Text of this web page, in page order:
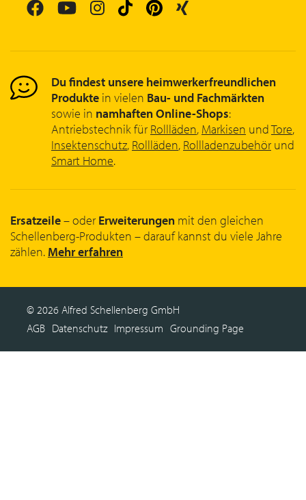
Du findest unsere heimwerkerfreundlichen
Produkte in vielen Bau- und Fachmärkten
sowie in namhaften Online-Shops:
Antriebstechnik für Rollläden, Markisen undTore,
Insektenschutz, Rollläden, Rollladenzubehör und
Smart Home.
Ersatzeile– oder Erweiterungen mit den gleichen
Schellenberg-Produkten – darauf kannst du viele Jahre
zählen. Mehr erfahren
© 2026 Alfred Schellenberg GmbH
AGB Datenschutz Impressum Grounding Page